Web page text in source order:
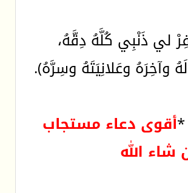
لي ذَنْبِي كُلَّهُ دِقَّهُ،
وآخِرَهُ وعَلانِيَتَهُ وسِرَّهُ).
أقوى دعاء مستجاب
شاء الله